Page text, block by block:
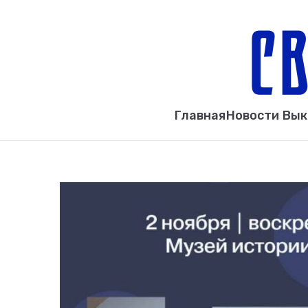
ГлавнаяНовости